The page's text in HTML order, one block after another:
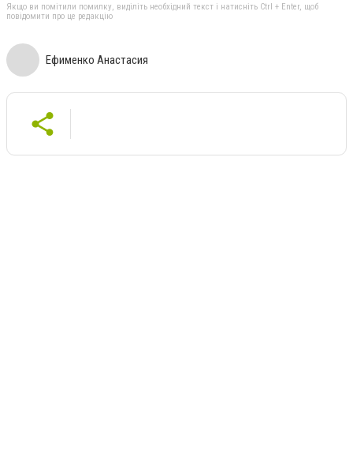
Якщо ви помітили помилку, виділіть необхідний текст і натисніть Ctrl + Enter, щоб
повідомити про це редакцію
Ефименко Анастасия